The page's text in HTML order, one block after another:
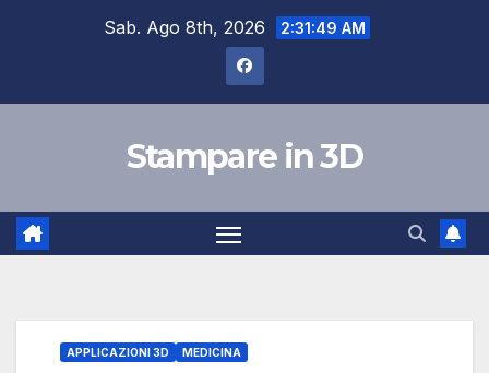
Sab. Ago 8th, 2026 2:31:50 AM
Stampare in 3D
APPLICAZIONI 3D MEDICINA